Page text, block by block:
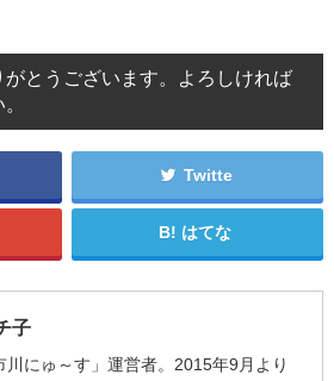
とうございます。よろしければ
Twitte
はてな
子
川にゅ～す」運営者。2015年9月より